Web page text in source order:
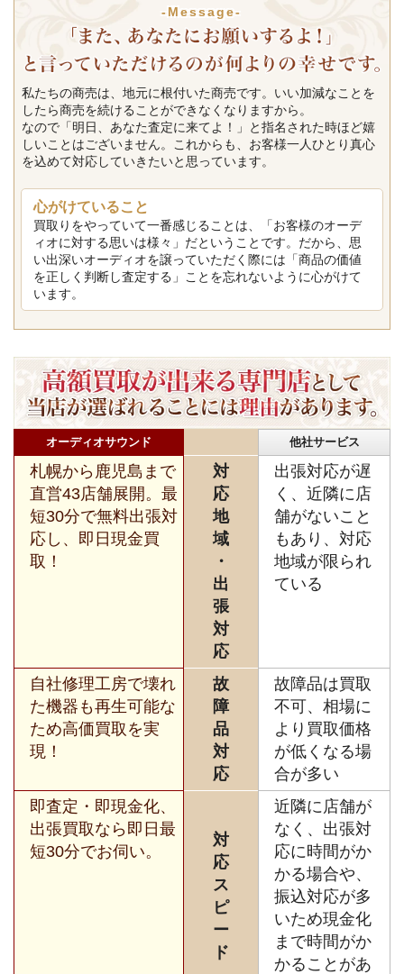
-Message-
私たちの商売は、地元に根付いた商売です。いい加減なことを
したら商売を続けることができなくなりますから。
なので「明日、あなた査定に来てよ！」と指名された時ほど嬉
しいことはございません。これからも、お客様一人ひとり真心
を込めて対応していきたいと思っています。
心がけていること
買取りをやっていて一番感じることは、「お客様のオーデ
ィオに対する思いは様々」だということです。だから、思
い出深いオーディオを譲っていただく際には「商品の価値
を正しく判断し査定する」ことを忘れないように心がけて
います。
オーディオサウンド 他社サービス
札幌から鹿児島まで
直営43店舗展開。最
短30分で無料出張対
応し、即日現金買
取！
対
応
地
域
・
出
張
対
応
出張対応が遅
く、近隣に店
舗がないこと
もあり、対応
地域が限られ
ている
自社修理工房で壊れ
た機器も再生可能な
ため高価買取を実
現！
故
障
品
対
応
故障品は買取
不可、相場に
より買取価格
が低くなる場
合が多い
即査定・即現金化、
出張買取なら即日最
短30分でお伺い。
対
応
ス
ピ
ー
ド
近隣に店舗が
なく、出張対
応に時間がか
かる場合や、
振込対応が多
いため現金化
まで時間がか
かることがあ